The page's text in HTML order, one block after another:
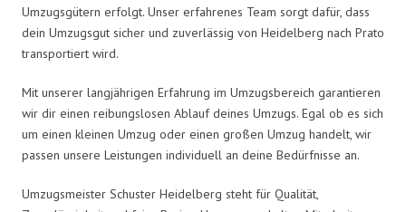
Umzugsgütern erfolgt. Unser erfahrenes Team sorgt dafür, dass
dein Umzugsgut sicher und zuverlässig von Heidelberg nach Prato
transportiert wird.
Mit unserer langjährigen Erfahrung im Umzugsbereich garantieren
wir dir einen reibungslosen Ablauf deines Umzugs. Egal ob es sich
um einen kleinen Umzug oder einen großen Umzug handelt, wir
passen unsere Leistungen individuell an deine Bedürfnisse an.
Umzugsmeister Schuster Heidelberg steht für Qualität,